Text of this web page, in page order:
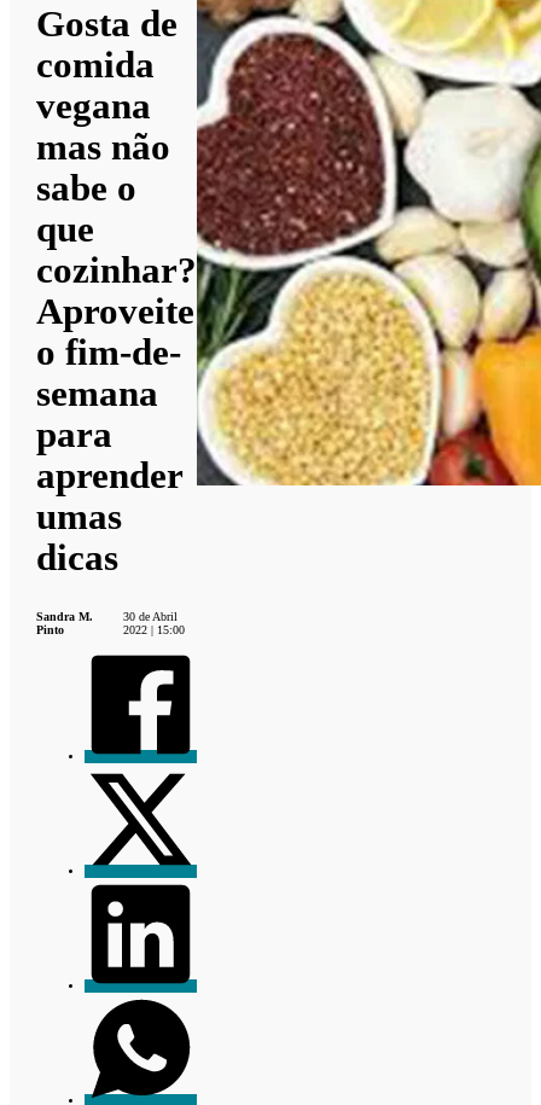
Gosta de
comida
vegana
mas não
sabe o
que
cozinhar?
Aproveite
o fim-de-
semana
para
aprender
umas
dicas
Sandra M.
Pinto
30 de Abril
2022 | 15:00